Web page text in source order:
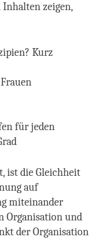
zeigen,
Kurz
für jeden
ist die Gleichheit
auf
miteinander
Organisation und
der Organisation